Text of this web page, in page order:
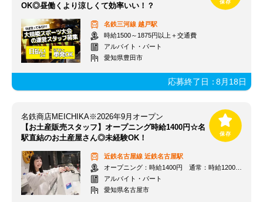
OK◎昼働くより涼しくて効率いい！？
名鉄三河線 越戸駅
時給1500～1875円以上＋交通費
アルバイト・パート
愛知県豊田市
応募終了日：8月18日
名鉄商店MEICHIKA※2026年9月オープン
【お土産販売スタッフ】オープニング時給1400円☆名
駅直結のお土産屋さん◎未経験OK！
近鉄名古屋線 近鉄名古屋駅
オープニング：時給1400円 通常：時給1200円～＋交通費全額支給
アルバイト・パート
愛知県名古屋市